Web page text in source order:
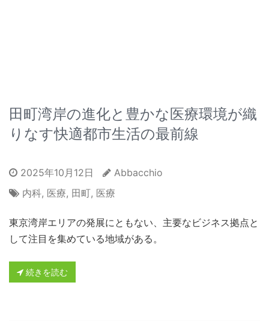
田町湾岸の進化と豊かな医療環境が織
りなす快適都市生活の最前線
2025年10月12日
Abbacchio
内科, 医療, 田町, 医療
東京湾岸エリアの発展にともない、主要なビジネス拠点と
して注目を集めている地域がある。
続きを読む